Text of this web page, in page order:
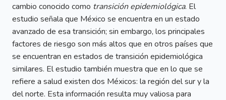
cambio conocido como transición epidemiológica. El
estudio señala que México se encuentra en un estado
avanzado de esa transición; sin embargo, los principales
factores de riesgo son más altos que en otros países que
se encuentran en estados de transición epidemiológica
similares. El estudio también muestra que en lo que se
refiere a salud existen dos Méxicos: la región del sur y la
del norte. Esta información resulta muy valiosa para